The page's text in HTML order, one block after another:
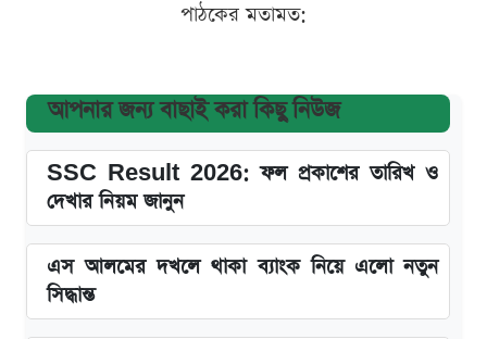
পাঠকের মতামত:
আপনার জন্য বাছাই করা কিছু নিউজ
SSC Result 2026: ফল প্রকাশের তারিখ ও
দেখার নিয়ম জানুন
এস আলমের দখলে থাকা ব্যাংক নিয়ে এলো নতুন
সিদ্ধান্ত